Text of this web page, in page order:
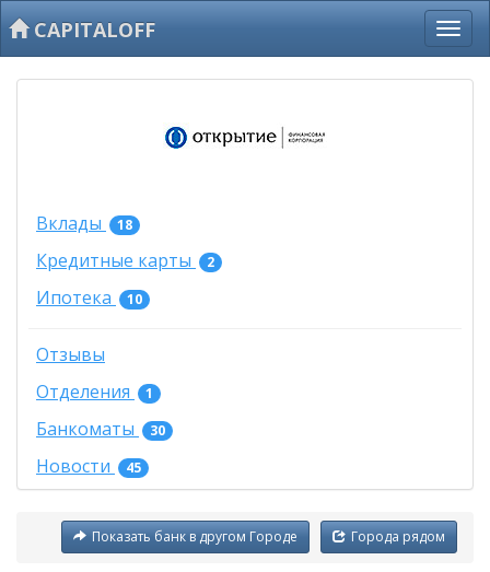
CAPITALOFF
Вклады 18
Кредитные карты 2
Ипотека 10
Отзывы
Отделения
1
Банкоматы 30
Новости 45
Города рядом
Показать банк в другом Городе